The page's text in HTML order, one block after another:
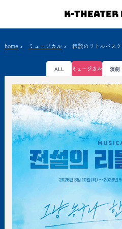
K-
home> ミュージカル> 伝説のリトルバス
ALL ミュージカル 演劇